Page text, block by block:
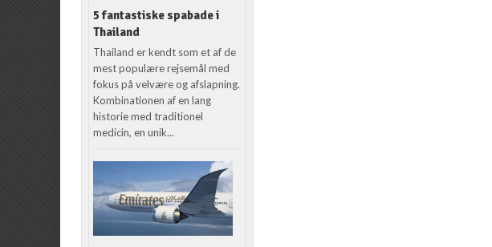
5 fantastiske spabade i
Thailand
Thailand er kendt som et af de
mest populære rejsemål med
fokus på velvære og afslapning.
Kombinationen af en lang
historie med traditionel
medicin, en unik...